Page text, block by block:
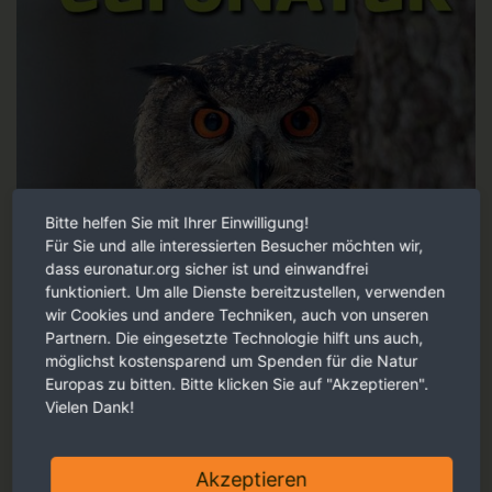
Bitte helfen Sie mit Ihrer Einwilligung!
Für Sie und alle interessierten Besucher möchten wir,
dass euronatur.org sicher ist und einwandfrei
funktioniert. Um alle Dienste bereitzustellen, verwenden
wir Cookies und andere Techniken, auch von unseren
Partnern. Die eingesetzte Technologie hilft uns auch,
möglichst kostensparend um Spenden für die Natur
Europas zu bitten. Bitte klicken Sie auf "Akzeptieren".
Vielen Dank!
Akzeptieren